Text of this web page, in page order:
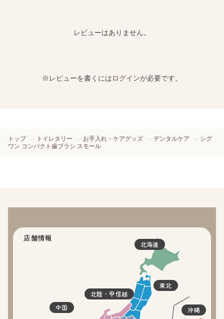
レビューはありません。
※レビューを書くにはログインが必要です。
トップ トイレタリー お手入れ・ケアグッズ デンタルケア
シグ
ワン コンパクト歯ブラシ スモール
店舗情報
北海道
東北
北陸・甲信越
中国 沖縄